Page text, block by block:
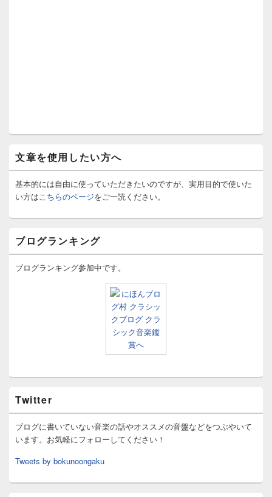
文章を使用したい方へ
基本的には自由に使っていただきたいのですが、実用目的で使いた
い方は こちらのページをご一読ください。
ブログランキング
ブログランキング参加中です。
Twitter
ブログに書いていない音楽の話やオススメの音盤などをつぶやいて
います。お気軽にフォローしてください！
Tweets by bokunoongaku